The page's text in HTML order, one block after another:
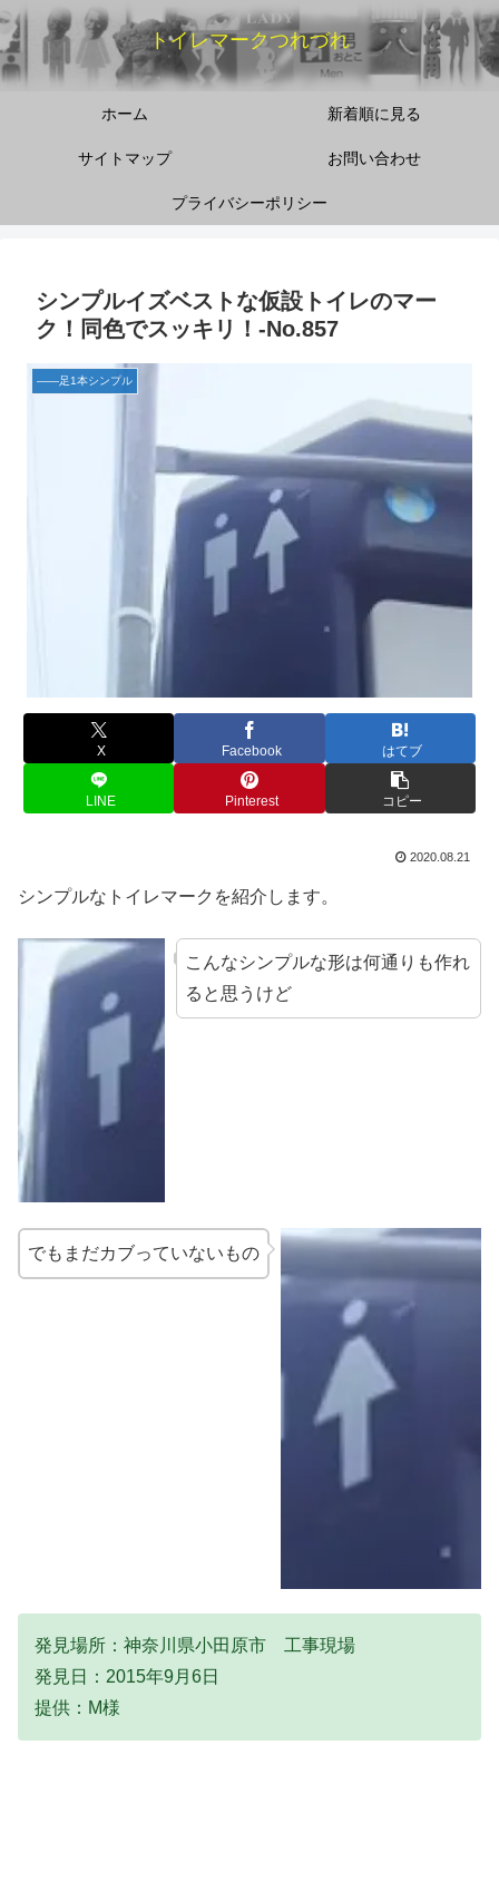
トイレマークつれづれ
ホーム 新着順に見る
サイトマップ お問い合わせ
プライバシーポリシー
シンプルイズベストな仮設トイレのマー
ク！同色でスッキリ！-No.857
――足1本シンプル
X Facebook はてブ
LINE Pinterest コピー
2020.08.21
シンプルなトイレマークを紹介します。
こんなシンプルな形は何通りも作れ
ると思うけど
でもまだカブっていないもの
発見場所：神奈川県小田原市 工事現場
発見日：2015年9月6日
提供：M様